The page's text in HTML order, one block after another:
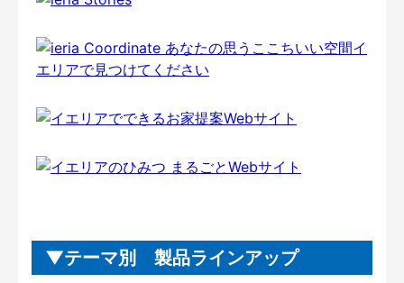
テーマ別 製品ラインアップ